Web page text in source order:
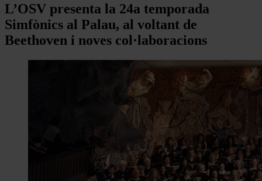
L’OSV presenta la 24a temporada
Simfònics al Palau, al voltant de
Beethoven i noves col·laboracions